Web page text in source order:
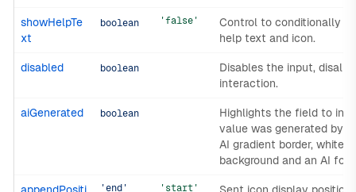
showHelpTe
xt
boolean 'false'
Control to conditionally
help text and icon.
disabled boolean
Disables the input,
interaction.
aiGenerated boolean
Highlights the field to
value was generated by
AI gradient border, white
background and an AI
'end' 'start'